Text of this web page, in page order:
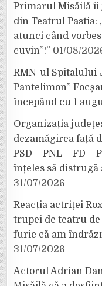
Primarul Misăilă îi
din Teatrul Pastia:
atunci când
cuvin”!” 01/08/
RMN-ul Spitalului
Pantelimon”
începând cu 1
Organizația
dezamăgirea față
PSD – PNL – FD –
înțeles să
31/07/2026
Reacția actriței
trupei de teatru de
furie că am
31/07/2026
Actorul Adrian